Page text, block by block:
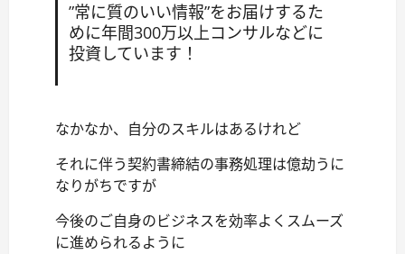
”常に質のいい情報”をお届けするた
めに年間300万以上コンサルなどに
投資しています！
なかなか、自分のスキルはあるけれど
それに伴う契約書締結の事務処理は億劫うに
なりがちですが
今後のご自身のビジネスを効率よくスムーズ
に進められるように